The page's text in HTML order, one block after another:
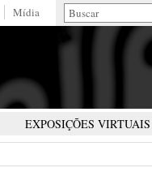
Mídia
EXPOSIÇÕES VIRTUAIS